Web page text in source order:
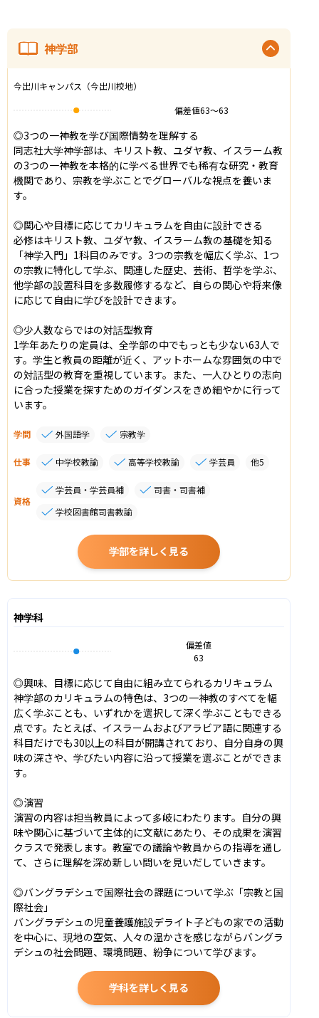
神学部
今出川キャンパス（今出川校地）
偏差値63〜63
◎3つの一神教を学び国際情勢を理解する
同志社大学神学部は、キリスト教、ユダヤ教、イスラーム教
の3つの一神教を本格的に学べる世界でも稀有な研究・教育
機関であり、宗教を学ぶことでグローバルな視点を養いま
す。
◎関心や目標に応じてカリキュラムを自由に設計できる
必修はキリスト教、ユダヤ教、イスラーム教の基礎を知る
「神学入門」1科目のみです。3つの宗教を幅広く学ぶ、1つ
の宗教に特化して学ぶ、関連した歴史、芸術、哲学を学ぶ、
他学部の設置科目を多数履修するなど、自らの関心や将来像
に応じて自由に学びを設計できます。
◎少人数ならではの対話型教育
1学年あたりの定員は、全学部の中でもっとも少ない63人で
す。学生と教員の距離が近く、アットホームな雰囲気の中で
の対話型の教育を重視しています。また、一人ひとりの志向
に合った授業を探すためのガイダンスをきめ細やかに行って
います。
学問 外国語学 宗教学
仕事 中学校教諭 高等学校教諭 学芸員 他5
資格
学芸員・学芸員補
司書・司書補
学校図書館司書教諭
学部を詳しく見る
神学科
偏差値
63
◎興味、目標に応じて自由に組み立てられるカリキュラム
神学部のカリキュラムの特色は、3つの一神教のすべてを幅
広く学ぶことも、いずれかを選択して深く学ぶこともできる
点です。たとえば、イスラームおよびアラビア語に関連する
科目だけでも30以上の科目が開講されており、自分自身の興
味の深さや、学びたい内容に沿って授業を選ぶことができま
す。
◎演習
演習の内容は担当教員によって多岐にわたります。自分の興
味や関心に基づいて主体的に文献にあたり、その成果を演習
クラスで発表します。教室での議論や教員からの指導を通し
て、さらに理解を深め新しい問いを見いだしていきます。
◎バングラデシュで国際社会の課題について学ぶ「宗教と国
際社会」
バングラデシュの児童養護施設デライト子どもの家での活動
を中心に、現地の空気、人々の温かさを感じながらバングラ
デシュの社会問題、環境問題、紛争について学びます。
学科を詳しく見る